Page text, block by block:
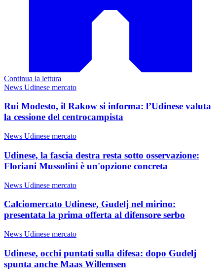
Continua la lettura
News Udinese mercato
Rui Modesto, il Rakow si informa: l’Udinese valuta
la cessione del centrocampista
News Udinese mercato
Udinese, la fascia destra resta sotto osservazione:
Floriani Mussolini è un'opzione concreta
News Udinese mercato
Calciomercato Udinese, Gudelj nel mirino:
presentata la prima offerta al difensore serbo
News Udinese mercato
Udinese, occhi puntati sulla difesa: dopo Gudelj
spunta anche Maas Willemsen